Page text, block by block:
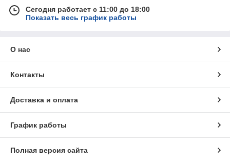
Сегодня работает с 11:00 до 18:00
Показать весь график работы
О нас
Контакты
Доставка и оплата
График работы
Полная версия сайта